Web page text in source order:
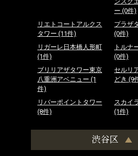
ー (0件)
リエトコートアルクス
タワー (11件)
プラザ
(0件)
リガーレ日本橋人形町
(1件)
トルナ
(0件)
ブリリアザタワー東京
八重洲アベニュー (1
件)
セルリ
どき (9
リバーポイントタワー
(8件)
スカイ
(1件)
渋谷区